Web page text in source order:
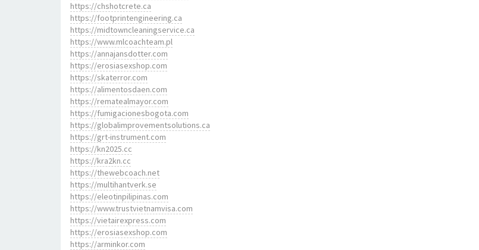
https://chshotcrete.ca
https://footprintengineering.ca
https://midtowncleaningservice.ca
https://www.mlcoachteam.pl
https://annajansdotter.com
https://erosiasexshop.com
https://skaterror.com
https://alimentosdaen.com
https://rematealmayor.com
https://fumigacionesbogota.com
https://globalimprovementsolutions.ca
https://grt-instrument.com
https://kn2025.cc
https://kra2kn.cc
https://thewebcoach.net
https://multihantverk.se
https://eleotinpilipinas.com
https://www.trustvietnamvisa.com
https://vietairexpress.com
https://erosiasexshop.com
https://arminkor.com